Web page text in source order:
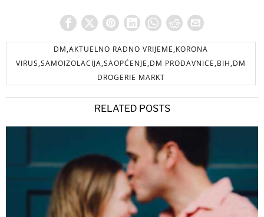
DM,AKTUELNO RADNO VRIJEME,KORONA
VIRUS,SAMOIZOLACIJA,SAOPĆENJE,DM PRODAVNICE,BIH,DM
DROGERIE MARKT
RELATED POSTS